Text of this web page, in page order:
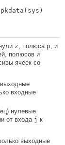
z, полюса p, и
полюсов и
ячеек со
выходные
входные
нулевые
от входа j к
выходные